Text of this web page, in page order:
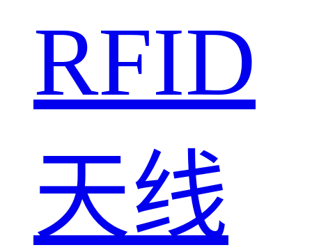
RFID
天线